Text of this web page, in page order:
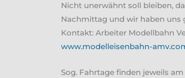
Nicht unerwähnt soll bleiben,
Nachmittag und wir haben uns
Kontakt: Arbeiter Modellbahn
www.modelleisenbahn-
Sog. Fahrtage finden jeweils